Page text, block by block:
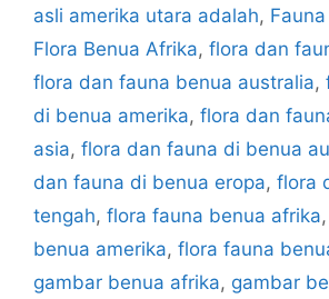
asli amerika utara adalah,
Flora Benua Afrika, flora dan
flora dan fauna benua australia,
di benua amerika, flora dan
asia, flora dan fauna di benua
dan fauna di benua eropa, flora
tengah, flora fauna benua afrika,
benua amerika, flora fauna
gambar benua afrika, gambar